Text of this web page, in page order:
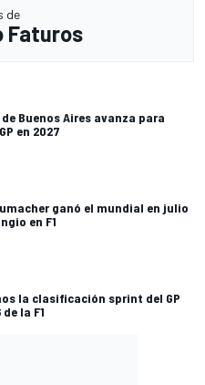
de
Faturos
Buenos Aires avanza para
en 2027
ganó el mundial en julio
en F1
la clasificación sprint del GP
la F1